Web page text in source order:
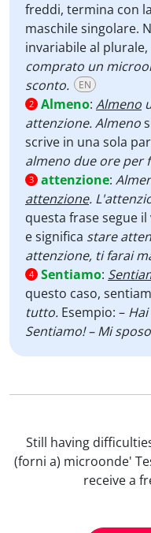
freddi, termina con la
maschile singolare.
invariabile al plurale,
comprato un
sconto.
EN
2 Almeno: Almeno
attenzione. Almeno
scrive in una sola
almeno due ore per
3 attenzione:
attenzione.
questa frase segue
e significa stare
attenzione, ti farai
4 Sentiamo:
questo caso,
tutto. Esempio: –
Sentiamo! – Mi
Still having
(forni a) microonde'
receive a